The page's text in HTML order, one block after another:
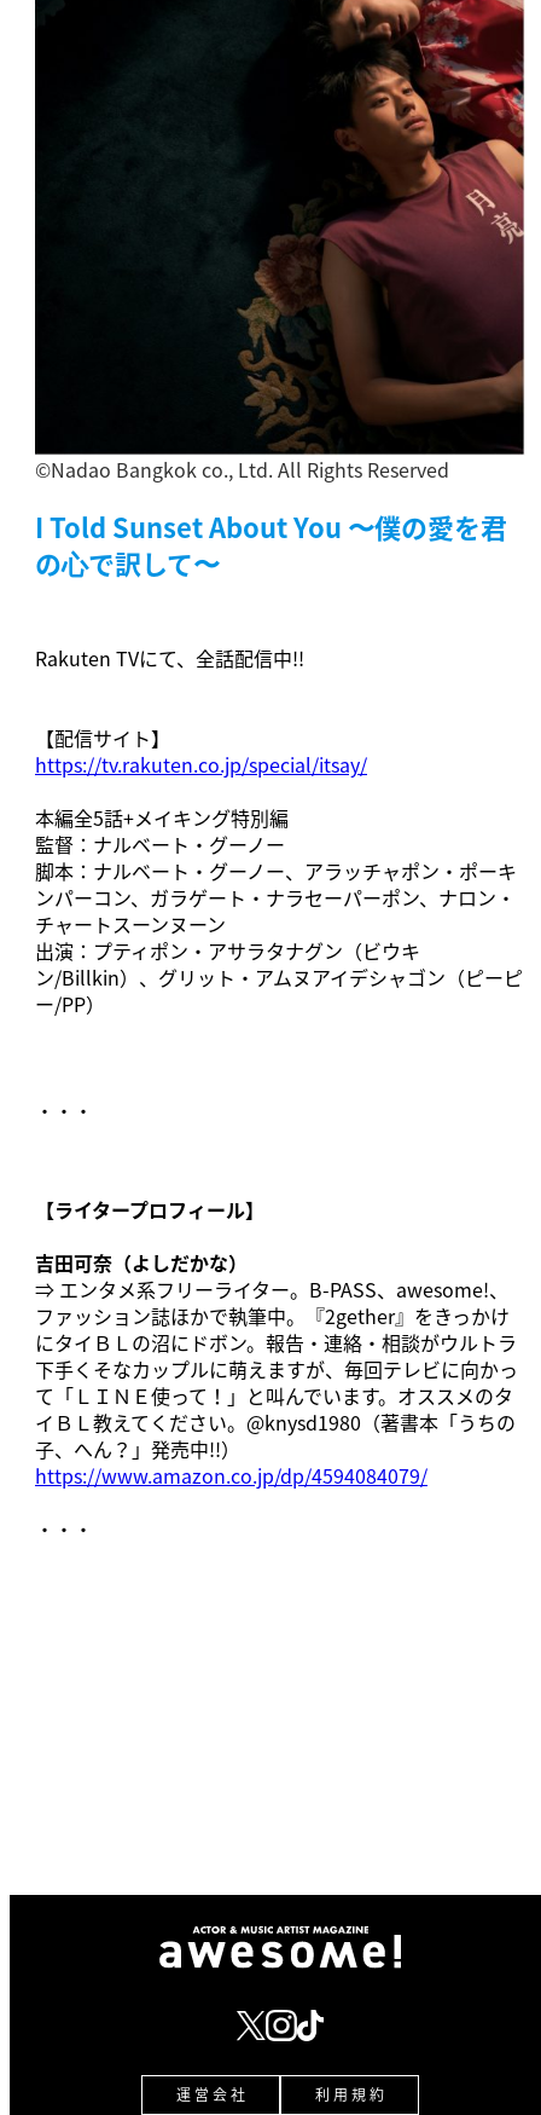
©️Nadao Bangkok co., Ltd. All Rights Reserved
I Told Sunset About You 〜僕の愛を君
の⼼で訳して〜
Rakuten TVにて、全話配信中!!
【配信サイト】
https://tv.rakuten.co.jp/special/itsay/
本編全5話+メイキング特別編
監督：ナルベート・グーノー
脚本：ナルベート・グーノー、アラッチャポン・ポーキ
ンパーコン、ガラゲート・ナラセーパーポン、ナロン・
チャートスーンヌーン
出演：プティポン・アサラタナグン（ビウキ
ン/Billkin）、グリット・アムヌアイデシャゴン（ピーピ
ー/PP）
・・・
【ライタープロフィール】
吉田可奈（よしだかな）
⇒ エンタメ系フリーライター。B-PASS、awesome!、
ファッション誌ほかで執筆中。『2gether』をきっかけ
にタイＢＬの沼にドボン。報告・連絡・相談がウルトラ
下手くそなカップルに萌えますが、毎回テレビに向かっ
て「ＬＩＮＥ使って！」と叫んでいます。オススメのタ
イＢＬ教えてください。@knysd1980（著書本「うちの
子、へん？」発売中!!）
https://www.amazon.co.jp/dp/4594084079/
・・・
運 営 会 社 利 用 規 約